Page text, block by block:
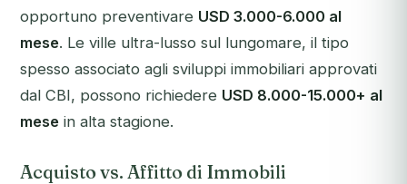
opportuno preventivare USD 3.000-6.000 al
mese. Le ville ultra-lusso sul lungomare, il tipo
spesso associato agli sviluppi immobiliari approvati
dal CBI, possono richiedere USD 8.000-15.000+ al
mese in alta stagione.
Acquisto vs. Affitto di Immobili